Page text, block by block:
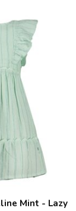
Mint - Lazy